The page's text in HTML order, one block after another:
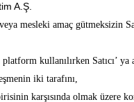
A.Ş.
mesleki amaç gütmeksizin
platform kullanılırken
iki tarafını,
karşısında olmak üzere